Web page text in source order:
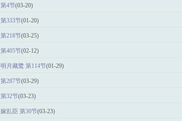
第4节(03-20)
第333节(01-20)
第218节(03-25)
第405节(02-12)
明月藏鹭 第114节(01-29)
第287节(03-29)
第32节(03-23)
嫁乱臣 第30节(03-23)